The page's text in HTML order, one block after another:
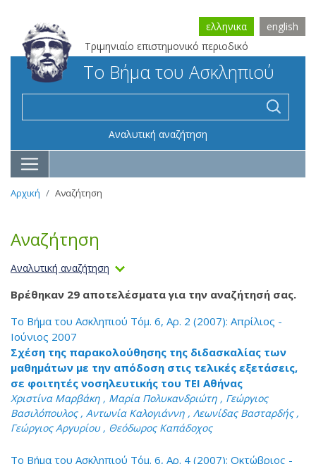
Τριμηνιαίο επιστημονικό περιοδικό
ελληνικα english
Το Βήμα του Ασκληπιού
Αναλυτική αναζήτηση
Αρχική Αναζήτηση
Αναζήτηση
Αναλυτική αναζήτηση
Βρέθηκαν 29 αποτελέσματα για την αναζήτησή σας.
Το Βήμα του Ασκληπιού Τόμ. 6, Αρ. 2 (2007): Απρίλιος -
Ιούνιος 2007
Σχέση της παρακολούθησης της διδασκαλίας των
μαθημάτων με την απόδοση στις τελικές εξετάσεις,
σε φοιτητές νοσηλευτικής του ΤΕΙ Αθήνας
Χριστίνα Μαρβάκη , Μαρία Πολυκανδριώτη , Γεώργιος
Βασιλόπουλος , Αντωνία Καλογιάννη , Λεωνίδας Βασταρδής ,
Γεώργιος Αργυρίου , Θεόδωρος Καπάδοχος
Το Βήμα του Ασκληπιού Τόμ. 6, Αρ. 4 (2007): Οκτώβριος -